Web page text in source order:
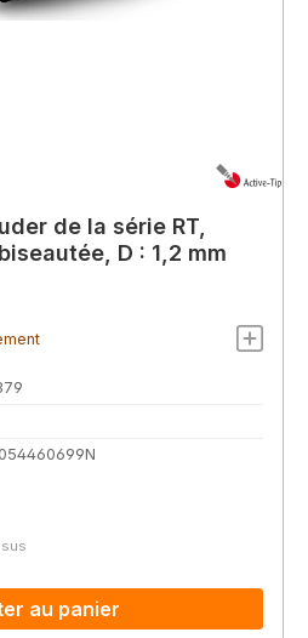
de la série RT,
D : 1,2 mm
au panier